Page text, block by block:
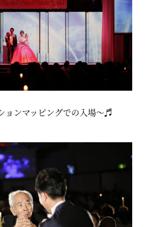
ョンマッピングでの入場～♬